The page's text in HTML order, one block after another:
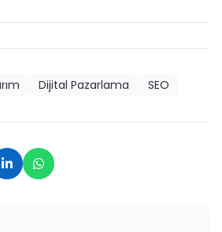
Dijital Pazarlama SEO